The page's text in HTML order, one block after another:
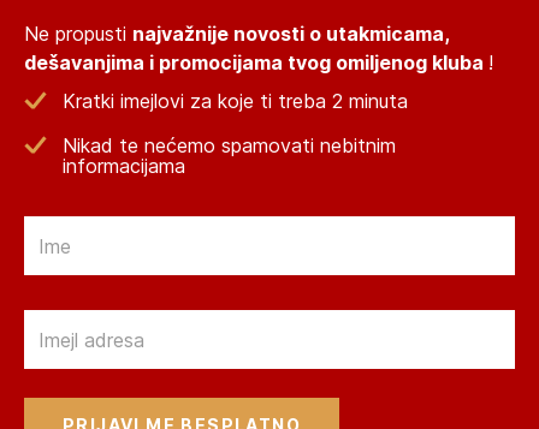
Ne propusti najvažnije novosti o utakmicama,
dešavanjima i promocijama tvog omiljenog kluba !
Kratki imejlovi za koje ti treba 2 minuta
Nikad te nećemo spamovati nebitnim
informacijama